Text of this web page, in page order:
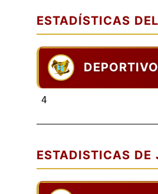
ESTADÍSTICAS
4
ESTADISTICAS DE